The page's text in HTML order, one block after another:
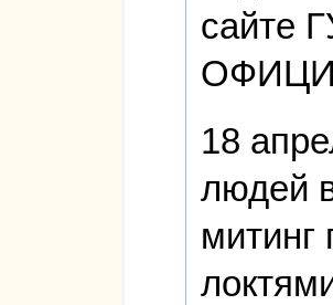
сайте
18
людей
митинг